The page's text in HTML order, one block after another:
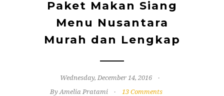
Paket Makan Siang
Menu Nusantara
Murah dan Lengkap
Wednesday, December 14, 2016
By Amelia Pratami
13 Comments